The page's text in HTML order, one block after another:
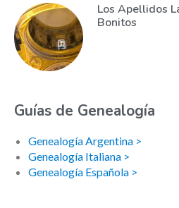
Los Apellidos
Bonitos
Guías de Genealogía
Genealogía Argentina >
Genealogía Italiana >
Genealogía Española >